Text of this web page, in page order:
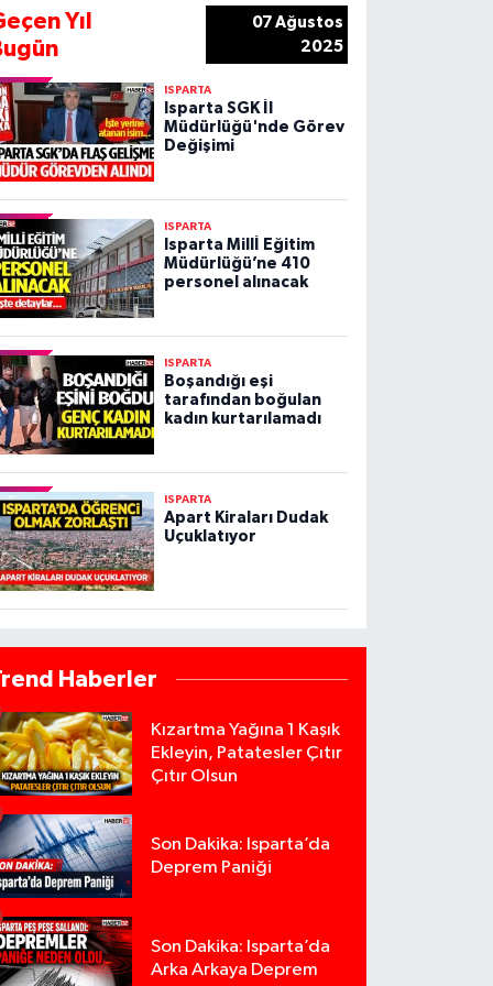
Yıl
07 Ağustos
2025
ISPARTA
Isparta SGK İl
Müdürlüğü'nde Görev
Değişimi
ISPARTA
Isparta Millİ Eğitim
Müdürlüğü’ne 410
personel alınacak
ISPARTA
Boşandığı eşi
tarafından boğulan
kadın kurtarılamadı
ISPARTA
Apart Kiraları Dudak
Uçuklatıyor
Haberler
Kızartma Yağına 1 Kaşık
Ekleyin, Patatesler Çıtır
Çıtır Olsun
Son Dakika: Isparta’da
Deprem Paniği
Son Dakika: Isparta’da
Arka Arkaya Deprem